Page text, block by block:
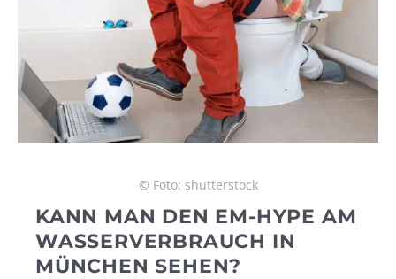
© Foto: shutterstock
KANN MAN DEN EM-HYPE AM
WASSERVERBRAUCH IN
MÜNCHEN SEHEN?